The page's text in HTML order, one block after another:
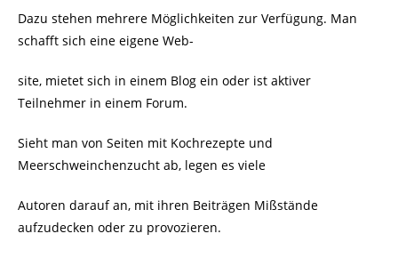
Dazu stehen mehrere Möglichkeiten zur Verfügung. Man
schafft sich eine eigene Web-
site, mietet sich in einem Blog ein oder ist aktiver
Teilnehmer in einem Forum.
Sieht man von Seiten mit Kochrezepte und
Meerschweinchenzucht ab, legen es viele
Autoren darauf an, mit ihren Beiträgen Mißstände
aufzudecken oder zu provozieren.